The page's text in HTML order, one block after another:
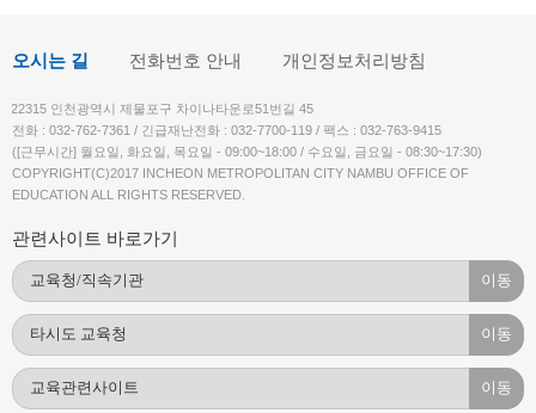
오시는 길 전화번호 안내 개인정보처리방침
22315 인천광역시 제물포구 차이나타운로51번길 45
전화 : 032-762-7361 / 긴급재난전화 : 032-7700-119 / 팩스 : 032-763-9415
([근무시간] 월요일, 화요일, 목요일 - 09:00~18:00 / 수요일, 금요일 - 08:30~17:30)
COPYRIGHT(C)2017 INCHEON METROPOLITAN CITY NAMBU OFFICE OF
EDUCATION ALL RIGHTS RESERVED.
관련사이트 바로가기
이동
이동
이동